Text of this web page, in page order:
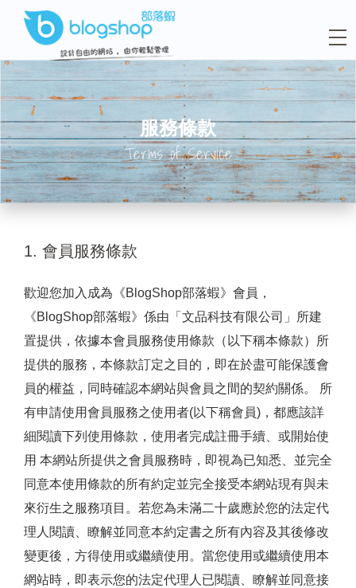
服務條款
Terms of Service
1. 會員服務條款
歡迎您加入成為《BlogShop部落蝦》會員，
《BlogShop部落蝦》係由「文品科技有限公司」所建
置提供，依據本會員服務使用條款（以下稱本條款）所
提供的服務，本條款訂定之目的，即在於盡可能保護會
員的權益，同時確認本網站與會員之間的契約關係。 所
有申請使用會員服務之使用者(以下稱會員)，都應該詳
細閱讀下列使用條款，使用者完成註冊手續、或開始使
用 本網站所提供之會員服務時，即視為已知悉、並完全
同意本使用條款的所有約定並完全接受本網站現有與未
來衍生之服務項目。若您為未滿二十歲應於您的法定代
理人閱讀、瞭解並同意本約定書之所有內容及其後修改
變更後，方得使用或繼續使用。當您使用或繼續使用本
網站時，即表示您的法定代理人已閱讀、瞭解並同意接